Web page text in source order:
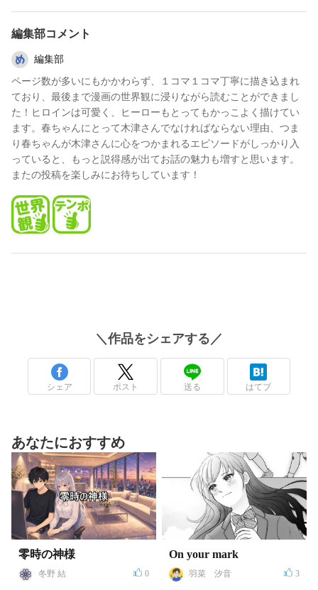
編集部コメント
編集部
ページ数が多いにもかかわらず、１コマ１コマ丁寧に描き込まれ
ており、最後まで漫画の世界観に浸りながら読むことができまし
た！ヒロインは可愛く、ヒーローもとってもかっこよく描けてい
ます。春ちゃんにとって木津さんでなければならない理由、つま
り春ちゃんが木津さんに心をつかまれるエピソードがしっかり入
っていると、もっと説得感が出てお話の魅力も増すと思います。
またの投稿を楽しみにお待ちしています！
＼作品をシェアする／
シェア ポスト 送る はてブ
あなたにおすすめ
零時の神様
冬野 結 0
On your mark
羽菜 汐音 3